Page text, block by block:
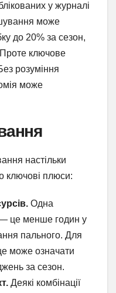
у журналі
може
до 20% за сезон,
ключове
розуміння
може
настільки
ключові плюси:
Одна
— це менше годин у
пального. Для
може означати
за сезон.
Деякі комбінації